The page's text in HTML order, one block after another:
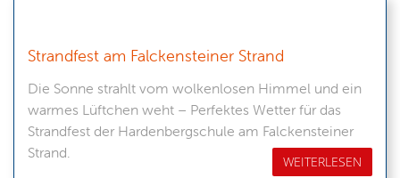
Strandfest am Falckensteiner Strand
Die Sonne strahlt vom wolkenlosen Himmel und ein
warmes Lüftchen weht – Perfektes Wetter für das
Strandfest der Hardenbergschule am Falckensteiner
Strand.
WEITERLESEN